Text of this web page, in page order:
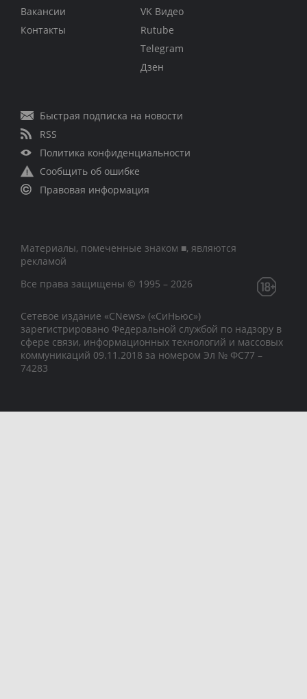
Вакансии
Контакты
VK Видео
Rutube
Telegram
Дзен
Быстрая подписка на новости
RSS
Политика конфиденциальности
Сообщить об ошибке
Правовая информация
Материалы, помеченные знаком ■, являются
рекламой
Все права защищены © 1995 – 2026
Сетевое издание «CNews» («СиНьюс»)
зарегистрировано Федеральной службой по надзору в
сфере связи, информационных технологий и массовых
коммуникаций 09.11.2018 за номером Эл № ФС77 –
74283